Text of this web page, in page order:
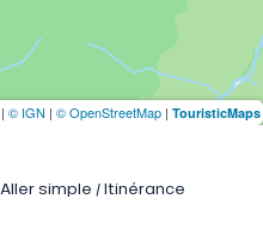
Aller simple / Itinérance
| © IGN | © OpenStreetMap | TouristicMaps